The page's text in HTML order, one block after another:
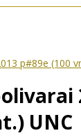
p#89e (100
UNC